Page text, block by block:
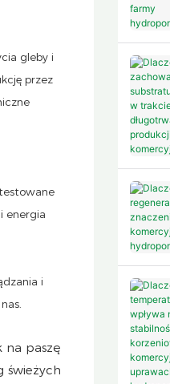
gleby i
przez
energia
i